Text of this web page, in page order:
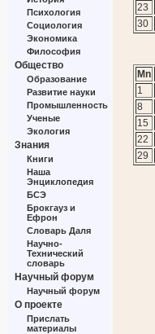
Психология
Социология
Экономика
Философия
Общество
Образование
Развитие науки
Промышленность
Ученые
Экология
Знания
Книги
Наша
Энциклопедия
БСЭ
Брокгауз и
Ефрон
Словарь Даля
Научно-
Технический
словарь
Научный форум
Научный форум
О проекте
Прислать
материалы
23
30
Mn
1
8
15
22
29